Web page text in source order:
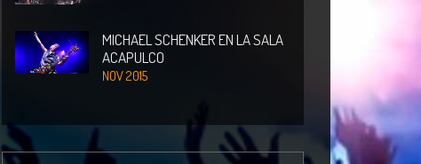
MICHAEL SCHENKER EN LA SALA
ACAPULCO
NOV 2015